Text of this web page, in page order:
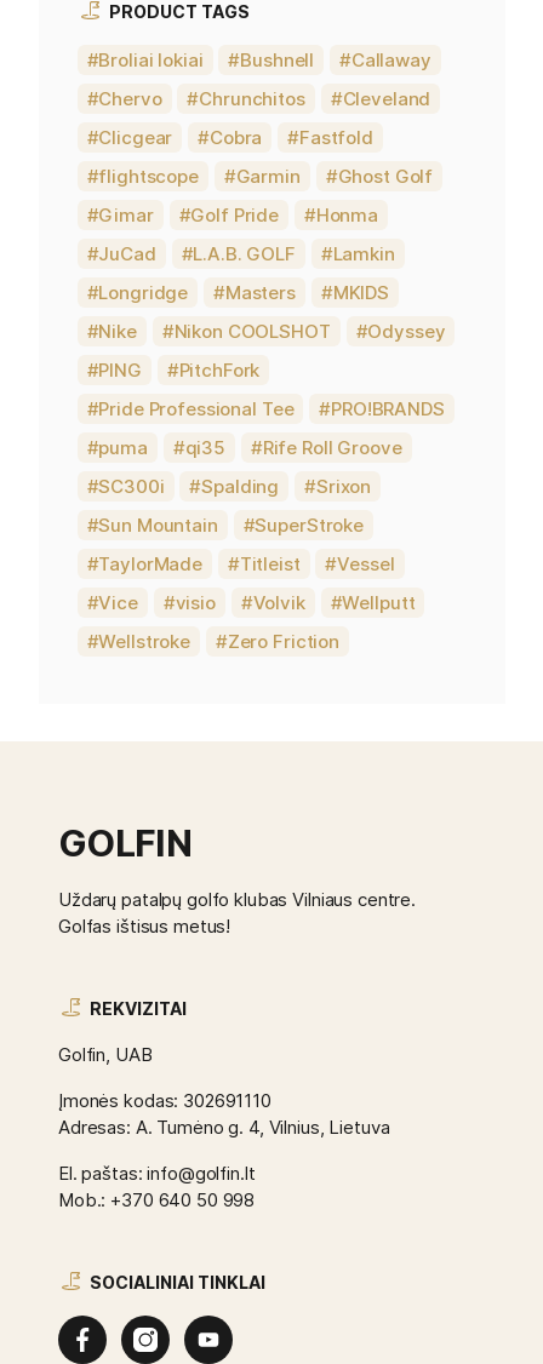
PRODUCT TAGS
Broliai lokiai Bushnell
Callaway
Chervo
Chrunchitos
Cleveland
Clicgear
Cobra
Fastfold
flightscope
Garmin
Ghost Golf
Gimar
Golf Pride
Honma
JuCad
L.A.B. GOLF
Lamkin
Longridge
Masters
MKIDS
Nike
Nikon COOLSHOT
Odyssey
PING
PitchFork
Pride Professional Tee
PRO!BRANDS
puma
qi35
Rife Roll Groove
SC300i
Spalding
Srixon
Sun Mountain
SuperStroke
TaylorMade
Titleist
Vessel
Vice
visio Volvik
Wellputt
Wellstroke
Zero Friction
GOLFIN
Uždarų patalpų golfo klubas Vilniaus centre.
Golfas ištisus metus!
REKVIZITAI
Golfin, UAB
Įmonės kodas: 302691110
Adresas: A. Tumėno g. 4, Vilnius, Lietuva
El. paštas: info@golfin.lt
Mob.: +370 640 50 998
SOCIALINIAI TINKLAI